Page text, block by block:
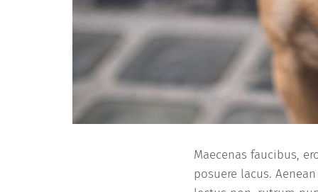
Maecenas faucibus,
posuere lacus.